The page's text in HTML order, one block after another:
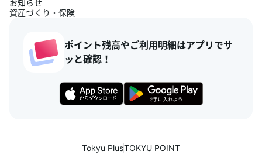
お知らせ
資産づくり・保険
ポイント残高やご利用明細はアプリでサ
ッと確認！
Tokyu PlusTOKYU POINT